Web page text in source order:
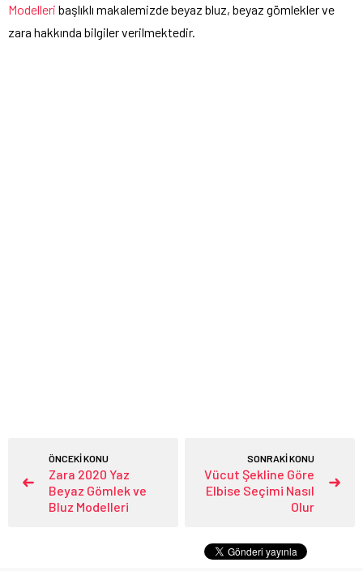
Modelleri başlıklı makalemizde beyaz bluz, beyaz gömlekler ve
zara hakkında bilgiler verilmektedir.
ÖNCEKİ KONU
Zara 2020 Yaz
Beyaz Gömlek ve
Bluz Modelleri
SONRAKİ KONU
Vücut Şekline Göre
Elbise Seçimi Nasıl
Olur